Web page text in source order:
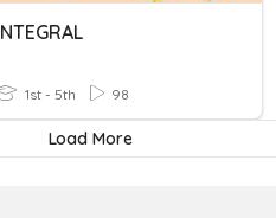
1st - 5th 98
Load More